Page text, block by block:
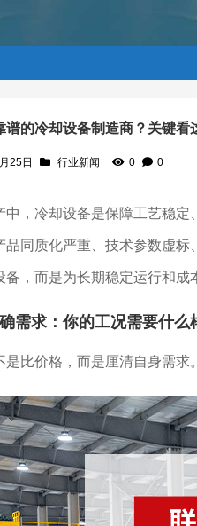
点
谱的冷却设备制造商？关键看
25日 行业新闻 0 0
中，冷却设备是保障工艺稳定
品同质化严重、技术参数虚
备，而是为长期稳定运行和成
需求：你的工况需要什么
是比价格，而是厘清自身需求